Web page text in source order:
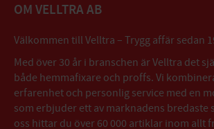
OM VELLTRA AB
Välkommen till Velltra – Trygg affär sedan
Med över 30 år i branschen är Velltra det
både hemmafixare och proffs. Vi
erfarenhet och personlig service med en
som erbjuder ett av marknadens bredaste
oss hittar du över 60 000 artiklar inom allt